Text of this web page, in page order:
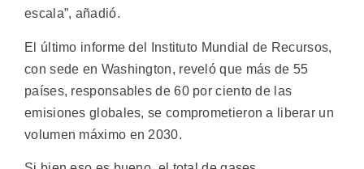
escala”, añadió.
El último informe del Instituto Mundial de Recursos,
con sede en Washington, reveló que más de 55
países, responsables de 60 por ciento de las
emisiones globales, se comprometieron a liberar un
volumen máximo en 2030.